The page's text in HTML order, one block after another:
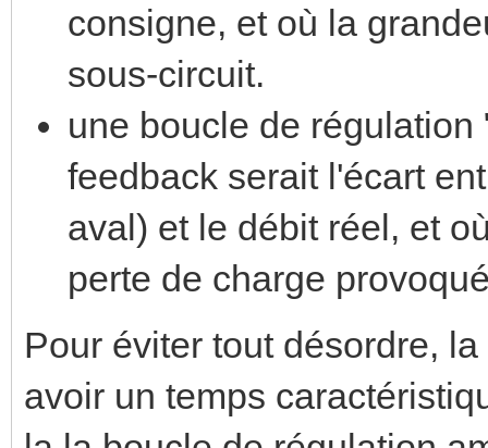
consigne, et où la
sous-circuit.
une boucle de
feedback serait l'écart
aval) et le débit réel, et
perte de charge
Pour éviter tout désordre,
avoir un temps